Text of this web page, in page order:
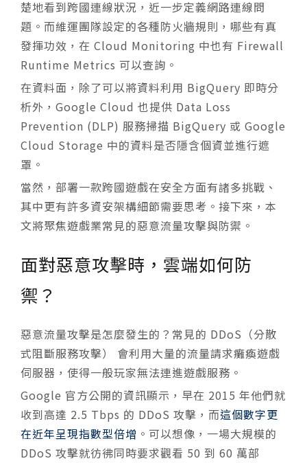
楚地看到跨國連線狀況，近一步定義網路連線問
題。而維運團隊設定的各種防火牆規則，哪些有真
發揮功效，在 Cloud Monitoring 中也有 Firewall
Runtime Metrics 可以查詢。
在資料面，除了可以將資料利用 BigQuery 即時分
析外，Google Cloud 也提供 Data Loss
Prevention (DLP) 服務掃描 BigQuery 或 Google
Cloud Storage 中的資料是否隱含個資並進行遮
罩。
當然，部署一款跨國遊戲在安全方面有諸多挑戰、
其中更有許多資安架構細節需要思考。接下來，本
文將聚焦遊戲業常見的惡意流量攻擊與防禦。
面對惡意攻擊時，雲端如何防
禦？
惡意流量攻擊是怎麼發生的？常見的 DDoS（分散
式阻斷服務攻擊） 會利用大量的流量請求癱瘓遊戲
伺服器，使得一般玩家無法連進遊戲服務。
Google 官方公開的資訊顯示，早在 2015 年他們就
收到高達 2.5 Tbps 的 DDoS 攻擊，而這個數字更
在近年呈現指數型倍增 。可以想像，一場大規模的
DDoS 攻擊就彷彿同時要求觀看 50 到 60 萬部